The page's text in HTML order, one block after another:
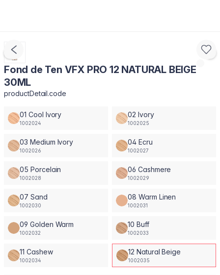
Fond de Ten VFX PRO 12 NATURAL BEIGE
30ML
productDetail.code
01 Cool Ivory
1002024
02 Ivory
1002025
03 Medium Ivory
1002026
04 Ecru
1002027
05 Porcelain
1002028
06 Cashmere
1002029
07 Sand
1002030
08 Warm Linen
1002031
09 Golden Warm
1002032
10 Buff
1002033
11 Cashew
1002034
12 Natural Beige
1002035